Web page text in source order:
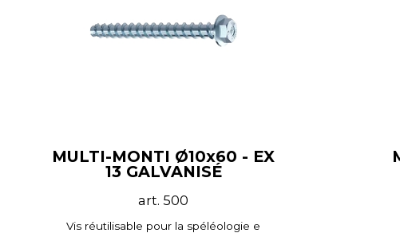
MULTI-MONTI Ø10x60 - EX
13 GALVANISÉ
art. 500
Vis réutilisable pour la spéléologie e